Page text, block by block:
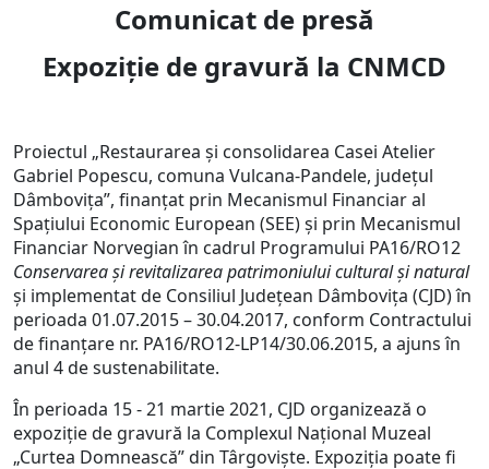
Comunicat de presă
Expoziție de gravură la CNMCD
Proiectul „Restaurarea și consolidarea Casei Atelier
Gabriel Popescu, comuna Vulcana-Pandele, județul
Dâmbovița”, finanţat prin Mecanismul Financiar al
Spaţiului Economic European (SEE) şi prin Mecanismul
Financiar Norvegian în cadrul Programului PA16/RO12
Conservarea şi revitalizarea patrimoniului cultural şi natural
și implementat de Consiliul Județean Dâmbovița (CJD) în
perioada 01.07.2015 – 30.04.2017, conform Contractului
de finanțare nr. PA16/RO12-LP14/30.06.2015, a ajuns în
anul 4 de sustenabilitate.
În perioada 15 - 21 martie 2021, CJD organizează o
expoziție de gravură la Complexul Național Muzeal
„Curtea Domnească” din Târgoviște. Expoziția poate fi